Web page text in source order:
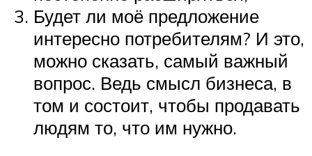
Будет ли моё предложение
интересно потребителям? И это,
можно сказать, самый важный
вопрос. Ведь смысл бизнеса, в
том и состоит, чтобы продавать
людям то, что им нужно.